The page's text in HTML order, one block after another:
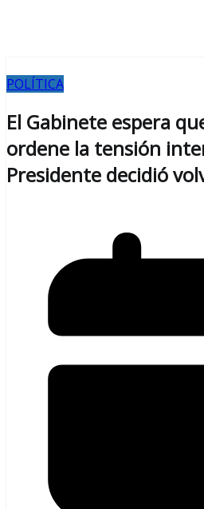
POLÍTICA
El Gabinete espera
ordene la tensión
Presidente decidió